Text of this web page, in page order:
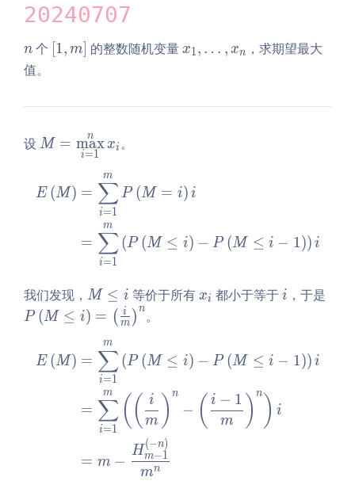
1}
ra
ft
- 1
\ri
t)}
eft
- 1
\ri
=
\fr
ac
+
20240707
n
n 个 \l
\r
t]
1, m 的整数随机变量x
x
x1, … , xn
，求期望最大
值。
设 M
ax
=
1}
^n
M =
i=1
max
n
xi 。
E (M ) =
i=1
∑
m
P (M = i) i
=
i=1
∑
m
(P (M ≤ i) − P (M ≤ i − 1)) i
我们发现， M
\l
e
i
M ≤ i 等价于所有 x
xi 都小于等于i
i ，于是
P (M ≤ i) = ( m
i ) n。
E (M) =
i=1
∑
m
(P (M ≤ i) − P (M ≤ i − 1)) i
=
i=1
∑
m (( m
i ) n
− ( m
i − 1 ) n ) i
= m −
mn
Hm−1
(−n)